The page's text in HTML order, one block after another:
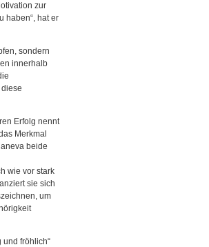
zur
haben“, hat er
sondern
innerhalb
Erfolg nennt
Merkmal
beide
wie vor stark
sie sich
um
und fröhlich“